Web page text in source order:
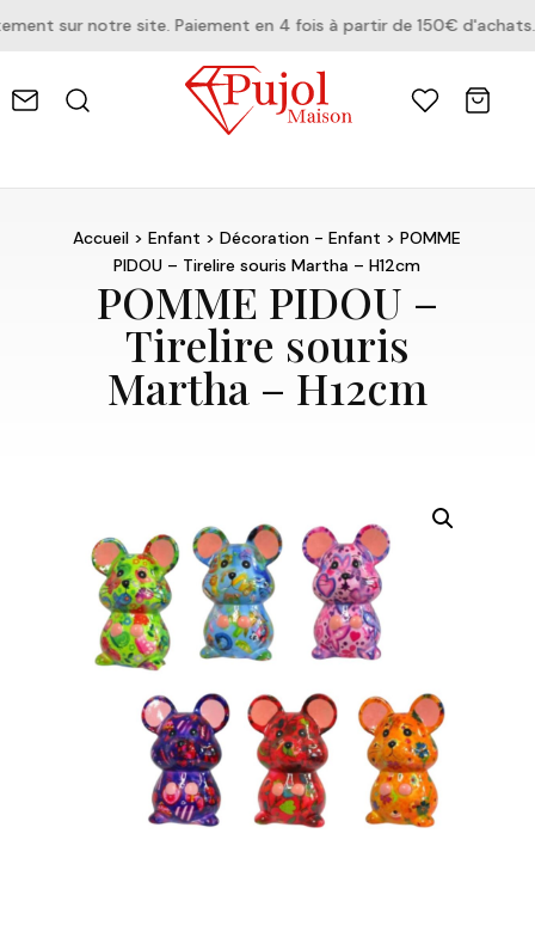
sur notre site. Paiement en 4 fois à partir de 150€ d'achats.
Accueil >Enfant >Décoration - Enfant > POMME
PIDOU – Tirelire souris Martha – H12cm
POMME PIDOU –
Tirelire souris
Martha – H12cm